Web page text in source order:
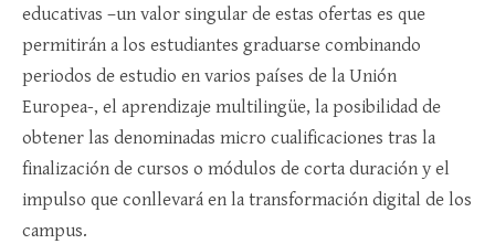
educativas –un valor singular de estas ofertas es que
permitirán a los estudiantes graduarse combinando
periodos de estudio en varios países de la Unión
Europea-, el aprendizaje multilingüe, la posibilidad de
obtener las denominadas micro cualificaciones tras la
finalización de cursos o módulos de corta duración y el
impulso que conllevará en la transformación digital de los
campus.